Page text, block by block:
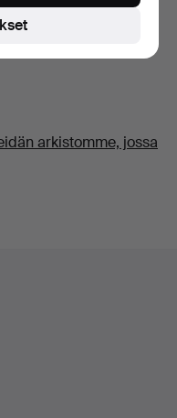
arkistomme, jossa